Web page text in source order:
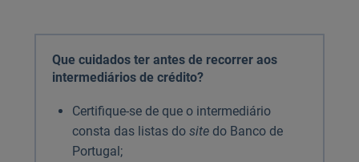
Que cuidados ter antes de recorrer aos
intermediários de crédito?
Certifique-se de que o intermediário
consta das listas do sitedo Banco de
Portugal;